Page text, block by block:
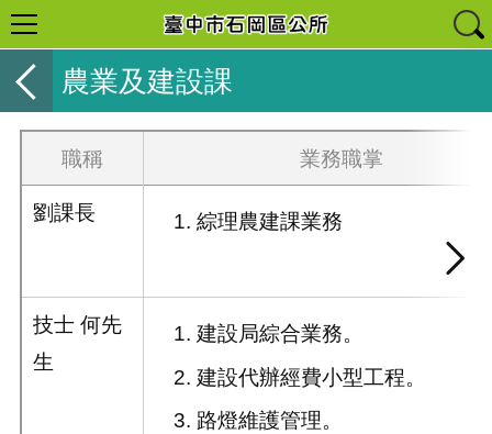
農業及建設課
職稱 業務職掌
劉課長 綜理農建課業務
技士 何先
生
建設局綜合業務。
建設代辦經費小型工程。
路燈維護管理。